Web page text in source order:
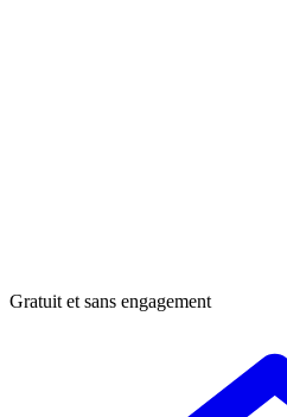
Gratuit et sans engagement